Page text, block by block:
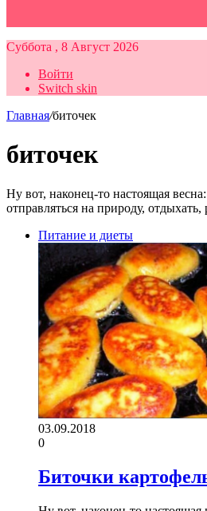
Суббота , 8 Август 2026
Войти
Switch skin
Главная/биточек
биточек
Ну вот, наконец-то настоящая
отправляться на природу,
Питание и диеты
03.09.2018
0
Биточки